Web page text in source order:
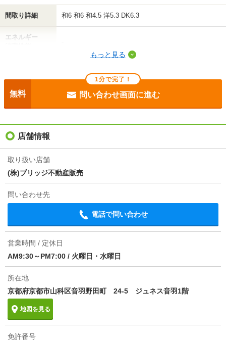
間取り詳細 和6 和6 和4.5 洋5.3 DK6.3
エネルギー
目安光熱費
駐車場 -
入居
契約期間 普通借家 2年
損保
全保連利用必 初回月額総賃料50％、1年毎に13 000円
ほか初期費用 合計1.98万円（内訳：24時間サポート1.98万円）
次回更新予定日
もっと見る
1分で完了！
無料 問い合わせ画面に進む
店舗情報
取り扱い店舗
(株)ブリッジ不動産販売
問い合わせ先
電話で問い合わせ
営業時間 / 定休日
AM9:30～PM7:00 / 火曜日・水曜日
所在地
京都府京都市山科区音羽野田町 24-5 ジュネス音羽1階
地図を見る
免許番号